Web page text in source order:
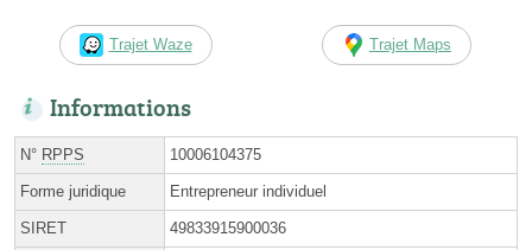
Trajet Waze Trajet Maps
Informations
N° RPPS 10006104375
Forme juridique Entrepreneur individuel
SIRET 49833915900036